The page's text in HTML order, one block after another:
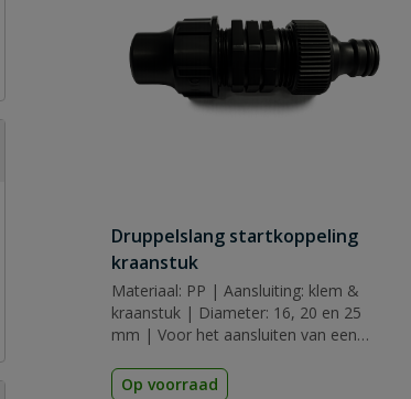
Druppelslang startkoppeling
kraanstuk
Materiaal: PP | Aansluiting: klem &
kraanstuk | Diameter: 16, 20 en 25
mm | Voor het aansluiten van een
Op voorraad